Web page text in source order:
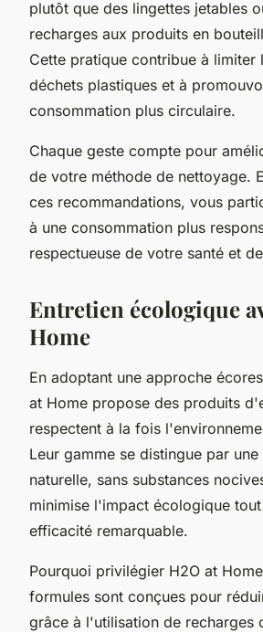
plutôt que des lingettes jetables
recharges aux produits en
Cette pratique contribue à limiter
déchets plastiques et à
consommation plus circulaire.
Chaque geste compte pour
de votre méthode de nettoyage.
ces recommandations, vous
à une consommation plus
respectueuse de votre santé et
Entretien écologique
Home
En adoptant une approche
at Home propose des produits
respectent à la fois
Leur gamme se distingue par
naturelle, sans substances
minimise l'impact écologique
efficacité remarquable.
Pourquoi privilégier H2O at
formules sont conçues pour
grâce à l'utilisation de recharges